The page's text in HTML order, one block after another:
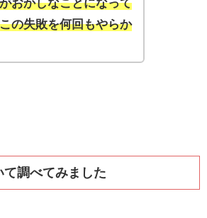
おかしなことになって
の失敗を何回もやらか
調べてみました